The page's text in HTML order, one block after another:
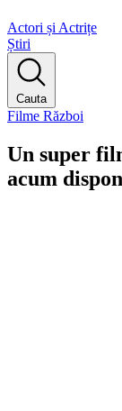
Actori și Actrițe
Știri
Cauta
Filme Război
Un super
acum